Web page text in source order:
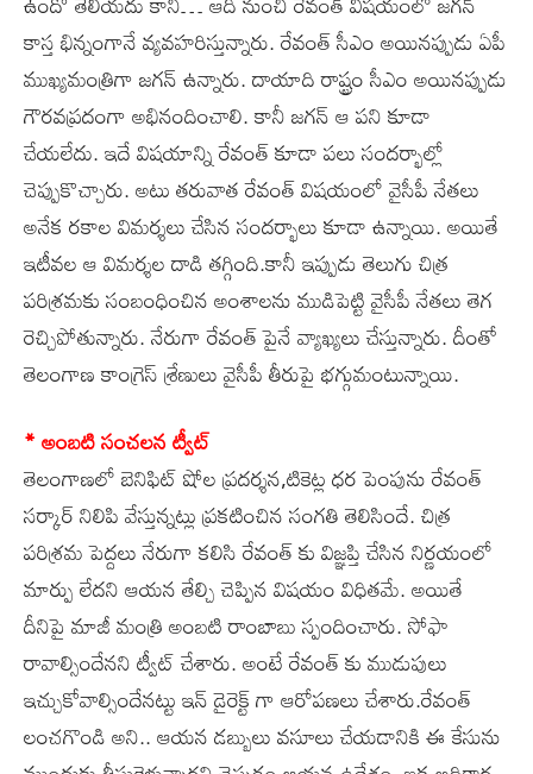
కాస్త భిన్నంగానే వ్యవహరిస్తున్నారు. రేవంత్ సీఎం అయినప్పుడు ఏపీ
ముఖ్యమంత్రిగా జగన్ ఉన్నారు. దాయాది రాష్ట్రం సీఎం అయినప్పుడు
గౌరవప్రదంగా అభినందించాలి. కానీ జగన్ ఆ పని కూడా
చేయలేదు. ఇదే విషయాన్ని రేవంత్ కూడా పలు సందర్భాల్లో
చెప్పుకొచ్చారు. అటు తరువాత రేవంత్ విషయంలో వైసీపీ నేతలు
అనేక రకాల విమర్శలు చేసిన సందర్భాలు కూడా ఉన్నాయి. అయితే
ఇటీవల ఆ విమర్శల దాడి తగ్గింది.కానీ ఇప్పుడు తెలుగు చిత్ర
పరిశ్రమకు సంబంధించిన అంశాలను ముడిపెట్టి వైసీపీ నేతలు తెగ
రెచ్చిపోతున్నారు. నేరుగా రేవంత్ పైనే వ్యాఖ్యలు చేస్తున్నారు. దీంతో
తెలంగాణ కాంగ్రెస్ శ్రేణులు వైసీపీ తీరుపై భగ్గుమంటున్నాయి.
* అంబటి సంచలన ట్వీట్
తెలంగాణలో బెనిఫిట్ షోల ప్రదర్శన,టికెట్ల ధర పెంపును రేవంత్
సర్కార్ నిలిపి వేస్తున్నట్లు ప్రకటించిన సంగతి తెలిసిందే. చిత్ర
పరిశ్రమ పెద్దలు నేరుగా కలిసి రేవంత్ కు విజ్ఞప్తి చేసిన నిర్ణయంలో
మార్పు లేదని ఆయన తేల్చి చెప్పిన విషయం విధితమే. అయితే
దీనిపై మాజీ మంత్రి అంబటి రాంబాబు స్పందించారు. సోఫా
రావాల్సిందేనని ట్వీట్ చేశారు. అంటే రేవంత్ కు ముడుపులు
ఇచ్చుకోవాల్సిందేనట్టు ఇన్ డైరెక్ట్ గా ఆరోపణలు చేశారు.రేవంత్
లంచగొండి అని.. ఆయన డబ్బులు వసూలు చేయడానికి ఈ కేసును